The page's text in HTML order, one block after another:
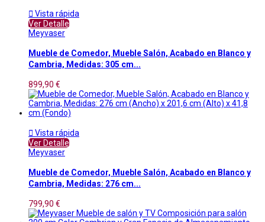
 Vista rápida
Ver Detalle
Meyvaser
Mueble de Comedor, Mueble Salón, Acabado en Blanco y
Cambria, Medidas: 305 cm...
899,90 €
 Vista rápida
Ver Detalle
Meyvaser
Mueble de Comedor, Mueble Salón, Acabado en Blanco y
Cambria, Medidas: 276 cm...
799,90 €